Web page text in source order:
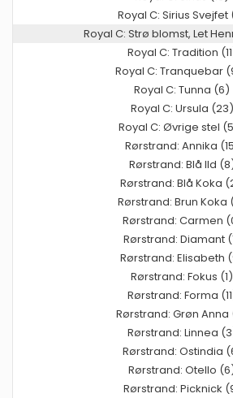
Royal C: Sirius Svejfet
Royal C: Strø blomst, Let
Royal C: Tradition
Royal C: Tranquebar
Royal C: Tunna (6)
Royal C: Ursula (23)
Royal C: Øvrige stel
Rørstrand: Annika
Rørstrand: Blå Ild
Rørstrand: Blå Koka
Rørstrand: Brun Koka
Rørstrand: Carmen
Rørstrand: Diamant
Rørstrand: Elisabeth
Rørstrand: Fokus (1)
Rørstrand: Forma
Rørstrand: Grøn Anna
Rørstrand: Linnea
Rørstrand: Ostindia
Rørstrand: Otello
Rørstrand: Picknick